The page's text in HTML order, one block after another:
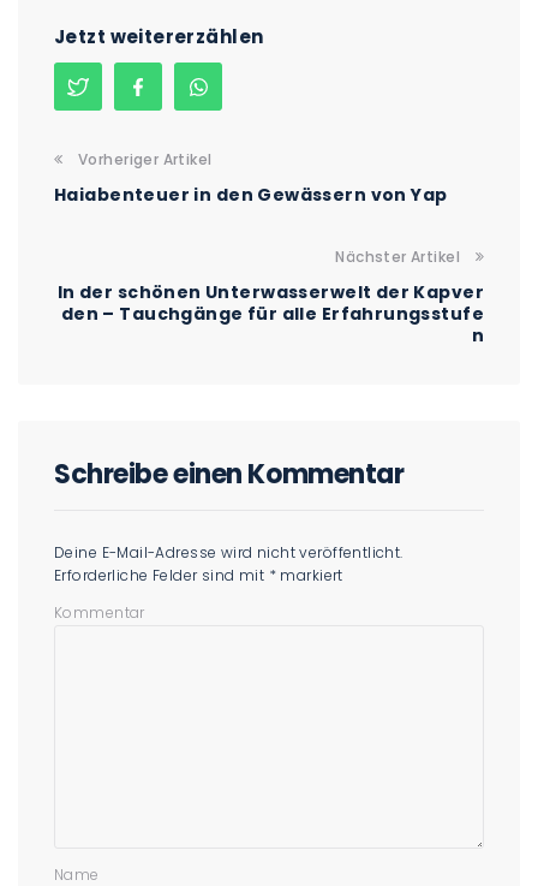
Jetzt weitererzählen
Vorheriger Artikel
Haiabenteuer in den Gewässern von Yap
Nächster Artikel
In der schönen Unterwasserwelt der Kapver
den – Tauchgänge für alle Erfahrungsstufe
n
Schreibe einen Kommentar
Deine E-Mail-Adresse wird nicht veröffentlicht.
Erforderliche Felder sind mit * markiert
Kommentar
Name